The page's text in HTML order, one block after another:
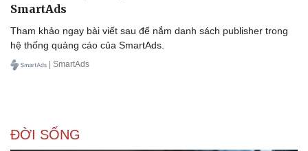
SmartAds
Tham khảo ngay bài viết sau để nắm danh sách publisher trong
hệ thống quảng cáo của SmartAds.
| SmartAds
ĐỜI SỐNG